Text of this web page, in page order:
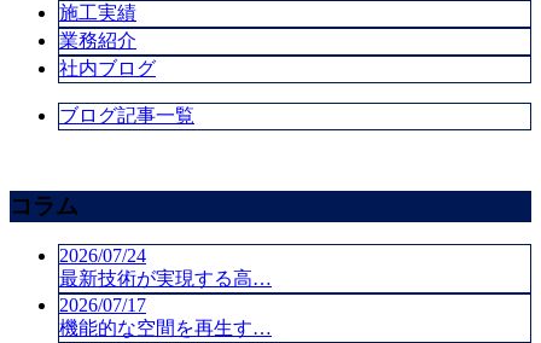
施工実績
業務紹介
社内ブログ
ブログ記事一覧
コラム
2026/07/24
最新技術が実現する高…
2026/07/17
機能的な空間を再生す…